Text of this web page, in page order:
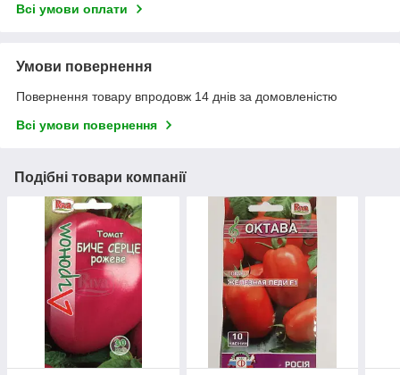
Всі умови оплати
Умови повернення
Повернення товару впродовж 14 днів за домовленістю
Всі умови повернення
Подібні товари компанії